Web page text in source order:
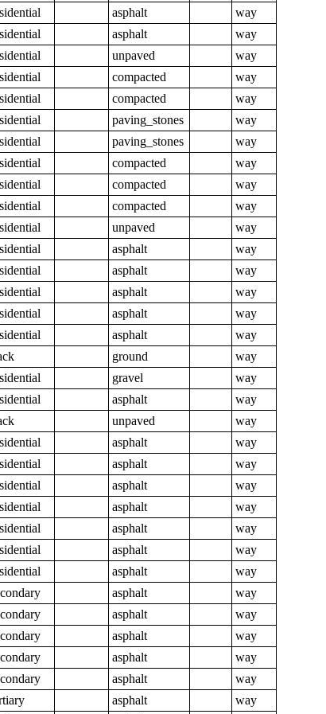
asphalt
way
asphalt
way
unpaved
way
compacted
way
compacted
way
paving_stones
way
paving_stones
way
compacted
way
compacted
way
compacted
way
unpaved
way
asphalt
way
asphalt
way
asphalt
way
asphalt
way
asphalt
way
ground
way
gravel
way
asphalt
way
unpaved
way
asphalt
way
asphalt
way
asphalt
way
asphalt
way
asphalt
way
asphalt
way
asphalt
way
asphalt
way
asphalt
way
asphalt
way
asphalt
way
asphalt
way
asphalt
way